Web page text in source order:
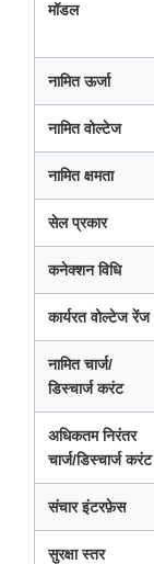
मॉडल
नामित ऊर्जा
नामित वोल्टेज
नामित क्षमता
सेल प्रकार
कनेक्शन विधि
कार्यरत वोल्टेज रेंज
नामित चार्ज/
डिस्चार्ज करंट
अधिकतम निरंतर
चार्ज/डिस्चार्ज करंट
संचार इंटरफ़ेस
सुरक्षा स्तर